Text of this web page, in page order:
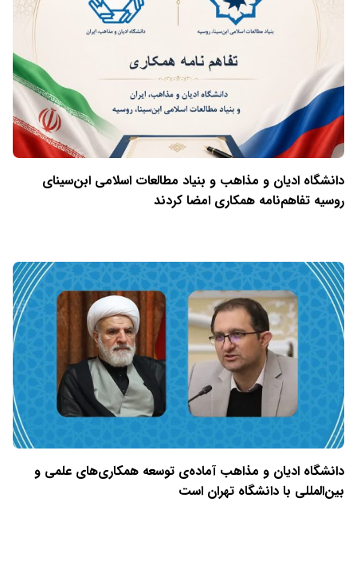
دانشگاه ادیان و مذاهب و بنیاد مطالعات اسلامی ابن‌سینای
روسیه تفاهم‌نامه همکاری امضا کردند
دانشگاه ادیان و مذاهب آماده‌ی توسعه همکاری‌های علمی و
بین‌المللی با دانشگاه تهران است